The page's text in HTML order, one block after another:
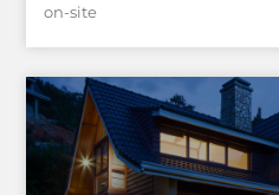
on-site